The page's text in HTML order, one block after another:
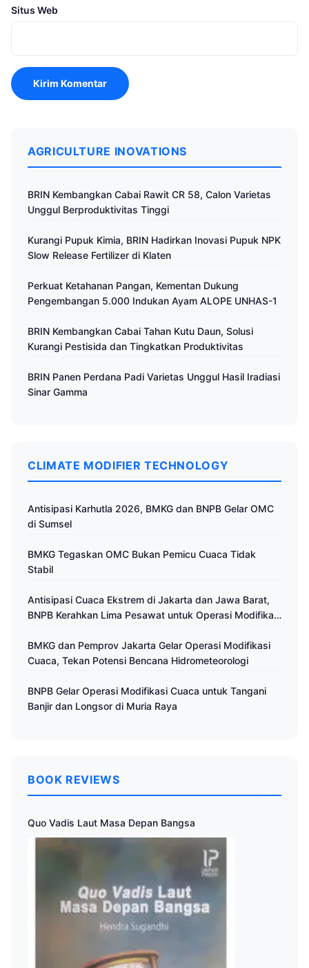
Situs Web
AGRICULTURE INOVATIONS
BRIN Kembangkan Cabai Rawit CR 58, Calon Varietas
Unggul Berproduktivitas Tinggi
Kurangi Pupuk Kimia, BRIN Hadirkan Inovasi Pupuk NPK
Slow Release Fertilizer di Klaten
Perkuat Ketahanan Pangan, Kementan Dukung
Pengembangan 5.000 Indukan Ayam ALOPE UNHAS-1
BRIN Kembangkan Cabai Tahan Kutu Daun, Solusi
Kurangi Pestisida dan Tingkatkan Produktivitas
BRIN Panen Perdana Padi Varietas Unggul Hasil Iradiasi
Sinar Gamma
CLIMATE MODIFIER TECHNOLOGY
Antisipasi Karhutla 2026, BMKG dan BNPB Gelar OMC
di Sumsel
BMKG Tegaskan OMC Bukan Pemicu Cuaca Tidak
Stabil
Antisipasi Cuaca Ekstrem di Jakarta dan Jawa Barat,
BNPB Kerahkan Lima Pesawat untuk Operasi Modifikasi
BMKG dan Pemprov Jakarta Gelar Operasi Modifikasi
Cuaca, Tekan Potensi Bencana Hidrometeorologi
BNPB Gelar Operasi Modifikasi Cuaca untuk Tangani
Banjir dan Longsor di Muria Raya
BOOK REVIEWS
Quo Vadis Laut Masa Depan Bangsa